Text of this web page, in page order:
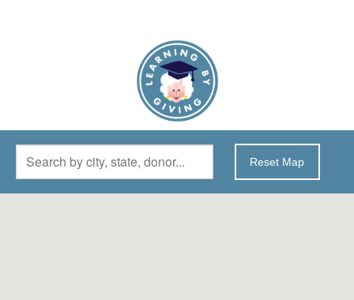
Reset Map